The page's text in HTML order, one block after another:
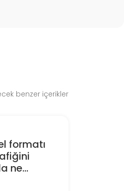
benzer içerikler
formatı
ne...